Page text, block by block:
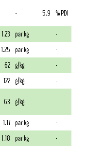
- 5.9 % PDI
1.23 par kg
-
1.25 par kg
-
62 g/kg
-
122 g/kg
-
63 g/kg
-
1.17 par kg
-
1.18 par kg
-